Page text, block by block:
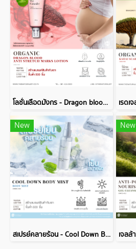
โลชั่นเลือดมังกร - Dragon blood Anti Stretch Marks Lotion
New
สเปรย์คลายร้อน - Cool Down Body Mist
New